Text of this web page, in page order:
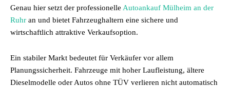
Genau hier setzt der professionelle Autoankauf Mülheim an der
Ruhr an und bietet Fahrzeughaltern eine sichere und
wirtschaftlich attraktive Verkaufsoption.
Ein stabiler Markt bedeutet für Verkäufer vor allem
Planungssicherheit. Fahrzeuge mit hoher Laufleistung, ältere
Dieselmodelle oder Autos ohne TÜV verlieren nicht automatisch